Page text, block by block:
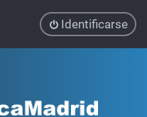
Identificarse